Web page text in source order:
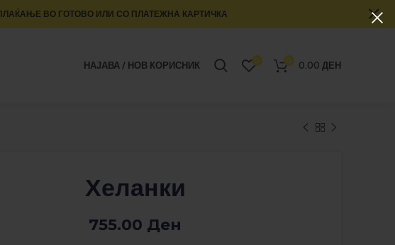
НАЈАВА / НОВ КОРИСНИК 0 0 0.00 ДЕН
Хеланки
755.00 Ден
ВО ГОТОВО ИЛИ СО ПЛАТЕЖНА КАРТИЧКА